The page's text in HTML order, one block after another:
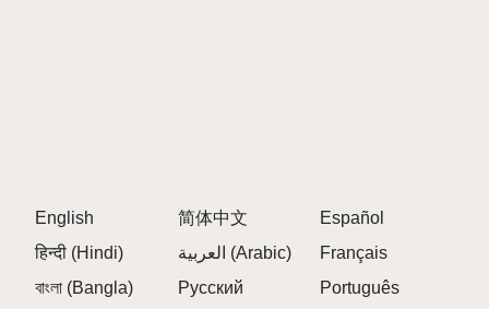
Experimentieren Sie mit kontrastierenden
Glitch-Percussion, um herausragende Mixe zu
erstellen. 🎤
English 简体中文
Español
हिन्दी (Hindi)
العربية (Arabic)
Français
বাংলা (Bangla)
Русский
Português